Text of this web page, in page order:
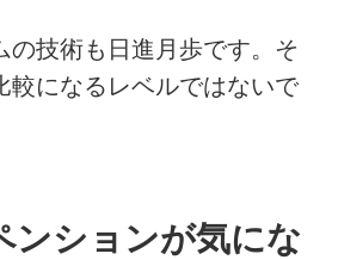
の技術も日進月歩です。そ
較になるレベルではないで
ンションが気にな